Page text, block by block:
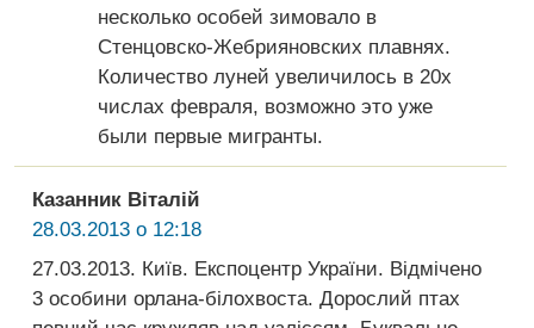
несколько особей зимовало в
Стенцовско-Жебрияновских плавнях.
Количество луней увеличилось в 20х
числах февраля, возможно это уже
были первые мигранты.
Казанник Віталій
28.03.2013 о 12:18
27.03.2013. Київ. Експоцентр України. Відмічено
3 особини орлана-білохвоста. Дорослий птах